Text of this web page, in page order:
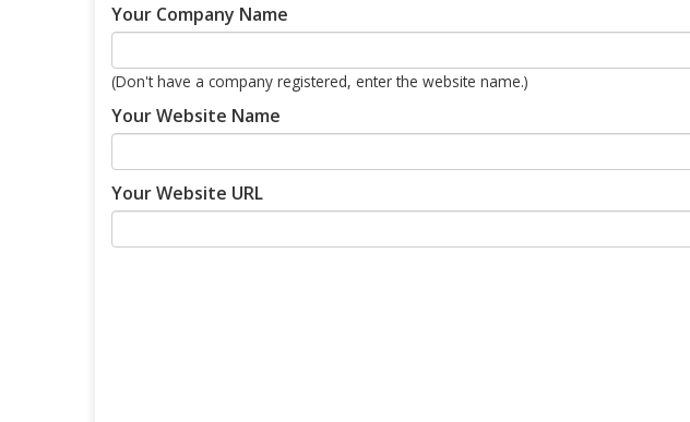
Your Company Name
(Don't have a company registered, enter the website name.)
Your Website Name
Your Website URL